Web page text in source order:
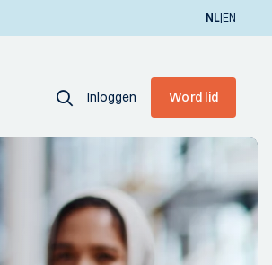
NL|EN
Inloggen Word lid